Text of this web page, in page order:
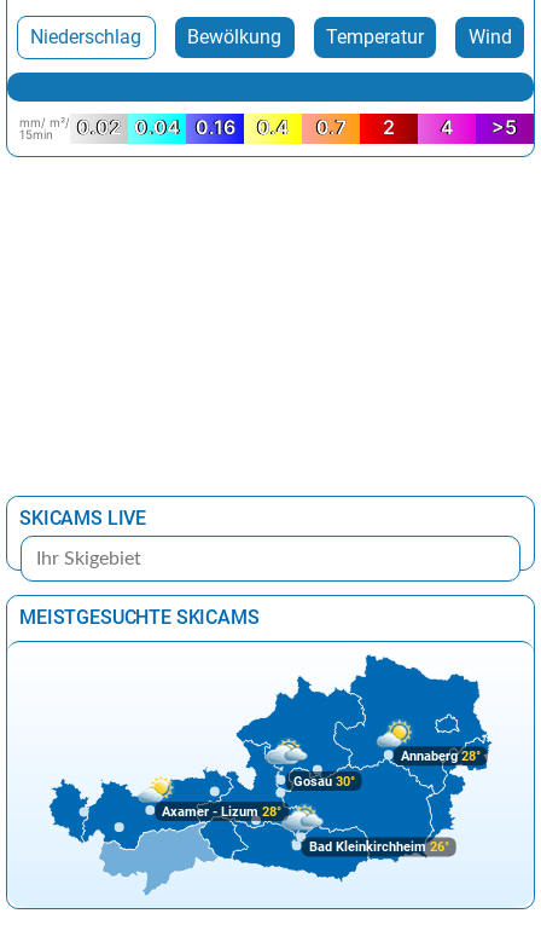
Niederschlag Bewölkung Temperatur Wind
mm/ m²/
15min
0.02 0.04 0.16 0.4 0.7 2 4 >5
SKICAMS LIVE
MEISTGESUCHTE SKICAMS
Axamer - Lizum 28°
Gosau30°
Bad Kleinkirchheim26°
Annaberg28°